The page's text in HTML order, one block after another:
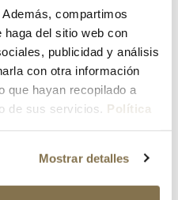
compartimos
del sitio web con
publicidad y análisis
con otra información
que hayan recopilado a
de sus servicios. Política
Mostrar detalles